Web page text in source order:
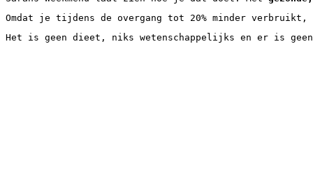
Omdat je tijdens de overgang tot 20% minder
Het is geen dieet, niks wetenschappelijks en er is geen